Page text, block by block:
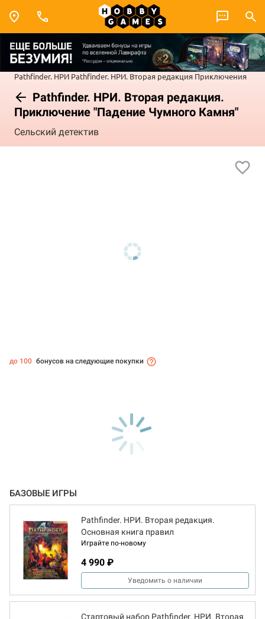
Pathfinder. НРИ Pathfinder. НРИ. Вторая редакция Приключения
Pathfinder. НРИ. Вторая редакция.
Приключение "Падение Чумного Камня"
Сельский детектив
до 100 бонусов на следующие покупки
БАЗОВЫЕ ИГРЫ
Pathfinder. НРИ. Вторая редакция.
Основная книга правил
Играйте по-новому
4 990 ₽
Уведомить о наличии
Стартовый набор Pathfinder. НРИ. Вторая